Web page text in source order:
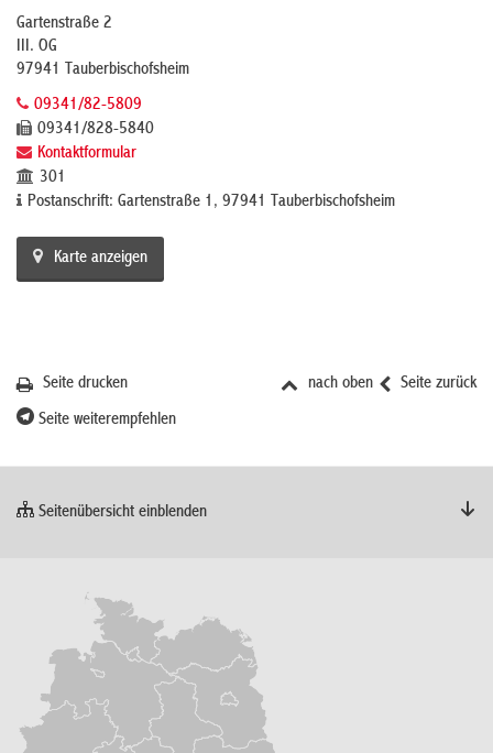
Gartenstraße 2
III. OG
97941 Tauberbischofsheim
09341/82-5809
09341/828-5840
Kontaktformular
301
Postanschrift: Gartenstraße 1, 97941 Tauberbischofsheim
Karte anzeigen
Seite zurück
nach oben
Seite drucken
Seite weiterempfehlen
Seitenübersicht einblenden